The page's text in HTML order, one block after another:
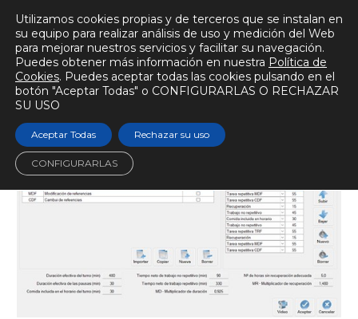
Utilizamos cookies propias y de terceros que se instalan en
su equipo para realizar análisis de uso y medición del Web
para mejorar nuestros servicios y facilitar su navegación.
Puedes obtener más información en nuestra Política de
Cookies. Puedes aceptar todas las cookies pulsando en el
botón "Aceptar Todas" o CONFIGURARLAS O RECHAZAR
SU USO
Aceptar Todas Rechazar su uso
CONFIGURARLAS